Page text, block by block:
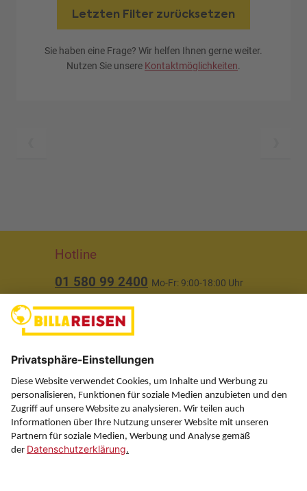
Letzten Filter zurücksetzen
Sie haben eine Frage? Wir helfen Ihnen gerne weiter.
Nutzen Sie unsere Kontaktmöglichkeiten.
Hotline
01 580 99 2400 Mo-Fr: 9:00-18:00 Uhr
Über uns
Service
Information
Folgen Sie uns auf